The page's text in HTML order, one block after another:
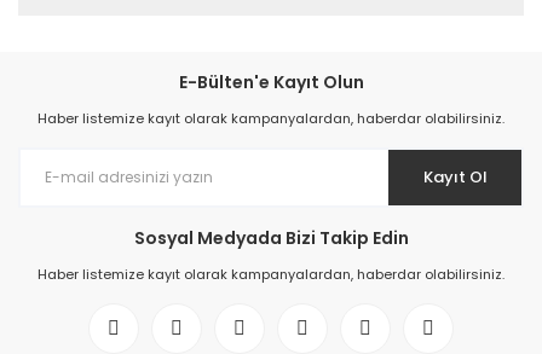
E-Bülten'e Kayıt Olun
Haber listemize kayıt olarak kampanyalardan, haberdar olabilirsiniz.
Kayıt Ol
Sosyal Medyada Bizi Takip Edin
Haber listemize kayıt olarak kampanyalardan, haberdar olabilirsiniz.